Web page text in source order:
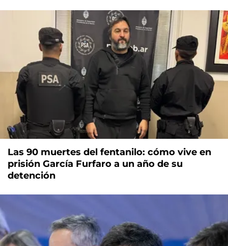
Las 90 muertes del fentanilo: cómo vive en
prisión García Furfaro a un año de su
detención